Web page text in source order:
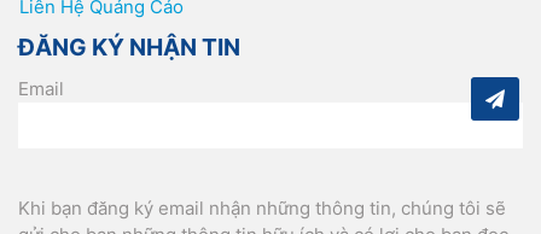
Liên Hệ Quảng Cáo
ĐĂNG KÝ NHẬN TIN
Email
Khi bạn đăng ký email nhận những thông tin, chúng tôi sẽ